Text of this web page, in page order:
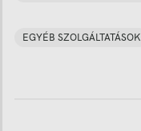
EGYÉB SZOLGÁLTATÁSOK